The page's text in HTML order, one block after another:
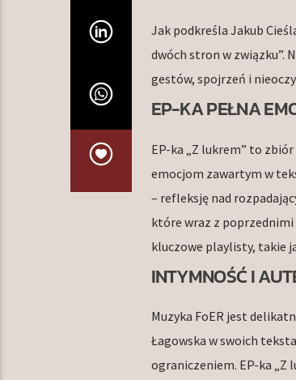
Jak podkreśla Jakub Cieśla,
dwóch stron w związku”.
gestów, spojrzeń i
EP-KA PEŁNA
EP-ka „Z lukrem” to
emocjom zawartym w
– refleksję nad
które wraz z poprzednimi
kluczowe playlisty, takie
INTYMNOŚĆ I
Muzyka FoER jest
Łagowska w swoich
ograniczeniem. EP-ka